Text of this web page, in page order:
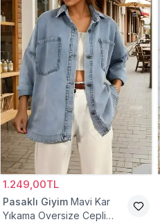
1.249,00TL
Pasaklı Giyim Mavi Kar
Yıkama Oversize Cepli